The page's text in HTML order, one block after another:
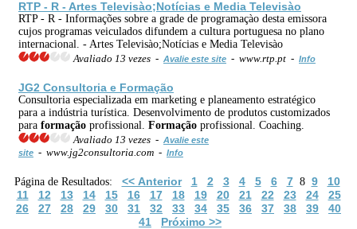
RTP - R - Artes Televisào;Notícias e Media Televisào
RTP - R - Informações sobre a grade de programaçào desta emissora
cujos programas veiculados difundem a cultura portuguesa no plano
internacional. - Artes Televisào;Notícias e Media Televisào
Avaliado 13 vezes - Avalie este site - www.rtp.pt - Info
JG2 Consultoria e Formação
Consultoria especializada em marketing e planeamento estratégico
para a indústria turística. Desenvolvimento de produtos customizados
para formação profissional. Formação profissional. Coaching.
Avaliado 13 vezes - Avalie este
site - www.jg2consultoria.com - Info
Página de Resultados: << Anterior 1 2 3 4 5 6 78 9
10
11
12 13 14 15 16 17 18 19 20 21 22 23 24
25
26
27 28 29 30 31 32 33 34 35 36 37 38 39
40
41
Próximo >>